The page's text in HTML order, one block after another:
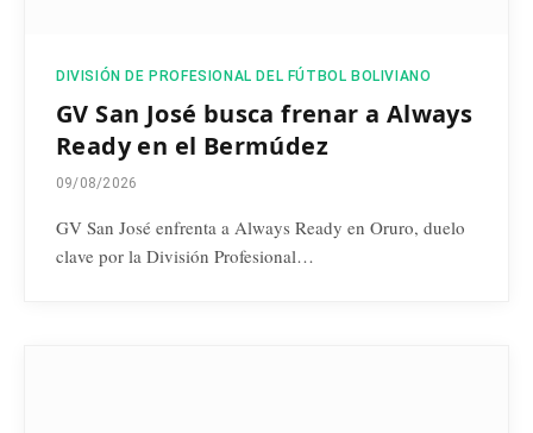
DIVISIÓN DE PROFESIONAL DEL FÚTBOL BOLIVIANO
GV San José busca frenar a Always
Ready en el Bermúdez
09/08/2026
GV San José enfrenta a Always Ready en Oruro, duelo
clave por la División Profesional…